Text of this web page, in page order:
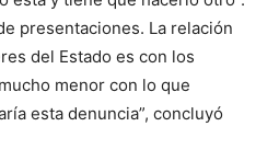
presentaciones. La relación
del Estado es con los
menor con lo que
esta denuncia”, concluyó